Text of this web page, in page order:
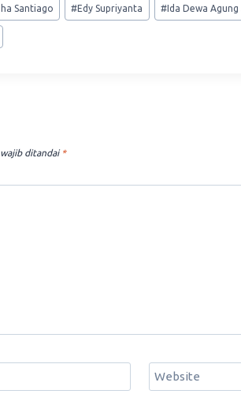
Santiago #Edy Supriyanta #Ida Dewa Agung
wajib ditandai *
Website